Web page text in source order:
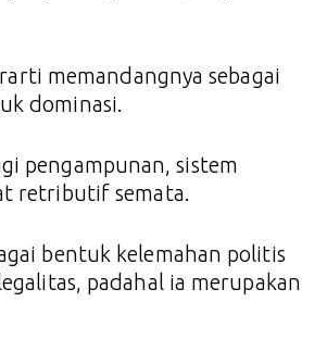
memandangnya sebagai
dominasi.
pengampunan, sistem
retributif semata.
bentuk kelemahan politis
padahal ia merupakan